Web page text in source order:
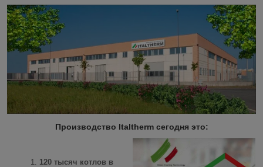
Производство Italtherm сегодня это:
120 тысяч котлов в